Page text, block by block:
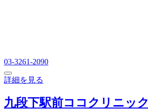
03-3261-2090
詳細を見る
九段下駅前ココクリニック